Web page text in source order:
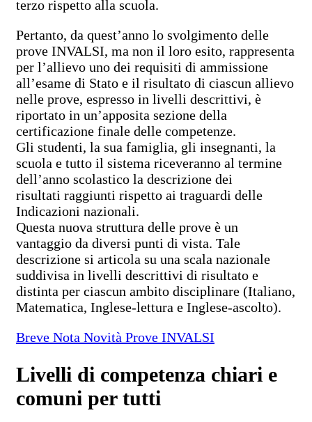
terzo rispetto alla scuola.
Pertanto, da quest’anno lo svolgimento delle
prove INVALSI, ma non il loro esito, rappresenta
per l’allievo uno dei requisiti di ammissione
all’esame di Stato e il risultato di ciascun allievo
nelle prove, espresso in livelli descrittivi, è
riportato in un’apposita sezione della
certificazione finale delle competenze.
Gli studenti, la sua famiglia, gli insegnanti, la
scuola e tutto il sistema riceveranno al termine
dell’anno scolastico la descrizione dei
risultati raggiunti rispetto ai traguardi delle
Indicazioni nazionali.
Questa nuova struttura delle prove è un
vantaggio da diversi punti di vista. Tale
descrizione si articola su una scala nazionale
suddivisa in livelli descrittivi di risultato e
distinta per ciascun ambito disciplinare (Italiano,
Matematica, Inglese-lettura e Inglese-ascolto).
Breve Nota Novità Prove INVALSI
Livelli di competenza chiari e
comuni per tutti